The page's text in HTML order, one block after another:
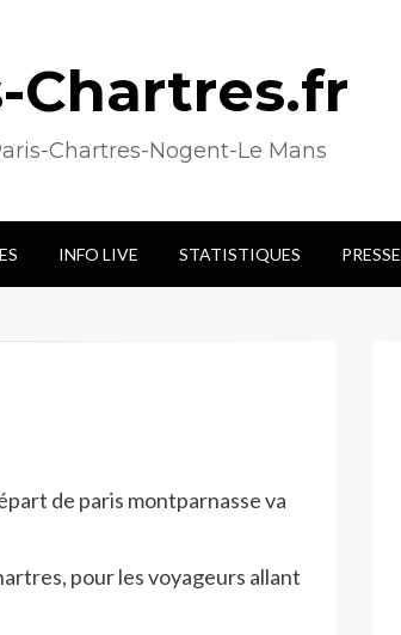
Chartres.fr
Chartres-Nogent-Le Mans
INFO LIVE STATISTIQUES PRESSE
de paris montparnasse va
pour les voyageurs allant